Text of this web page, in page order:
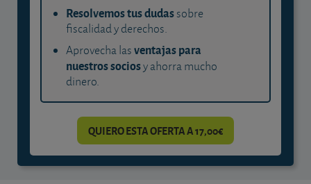
Resolvemos tus dudassobre
fiscalidad y derechos.
Aprovecha lasventajas para
nuestros sociosy ahorra mucho
dinero.
QUIERO ESTA OFERTA A 17,00€